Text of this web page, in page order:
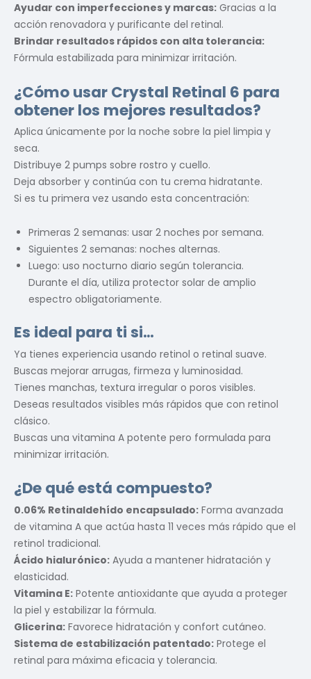
Ayudar con imperfecciones y marcas: Gracias a la
acción renovadora y purificante del retinal.
Brindar resultados rápidos con alta tolerancia:
Fórmula estabilizada para minimizar irritación.
¿Cómo usar Crystal Retinal 6 para
obtener los mejores resultados?
Aplica únicamente por la noche sobre la piel limpia y
seca.
Distribuye 2 pumps sobre rostro y cuello.
Deja absorber y continúa con tu crema hidratante.
Si es tu primera vez usando esta concentración:
Primeras 2 semanas: usar 2 noches por semana.
Siguientes 2 semanas: noches alternas.
Luego: uso nocturno diario según tolerancia.
Durante el día, utiliza protector solar de amplio
espectro obligatoriamente.
Es ideal para ti si…
Ya tienes experiencia usando retinol o retinal suave.
Buscas mejorar arrugas, firmeza y luminosidad.
Tienes manchas, textura irregular o poros visibles.
Deseas resultados visibles más rápidos que con retinol
clásico.
Buscas una vitamina A potente pero formulada para
minimizar irritación.
¿De qué está compuesto?
0.06% Retinaldehído encapsulado: Forma avanzada
de vitamina A que actúa hasta 11 veces más rápido que el
retinol tradicional.
Ácido hialurónico: Ayuda a mantener hidratación y
elasticidad.
Vitamina E: Potente antioxidante que ayuda a proteger
la piel y estabilizar la fórmula.
Glicerina: Favorece hidratación y confort cutáneo.
Sistema de estabilización patentado: Protege el
retinal para máxima eficacia y tolerancia.